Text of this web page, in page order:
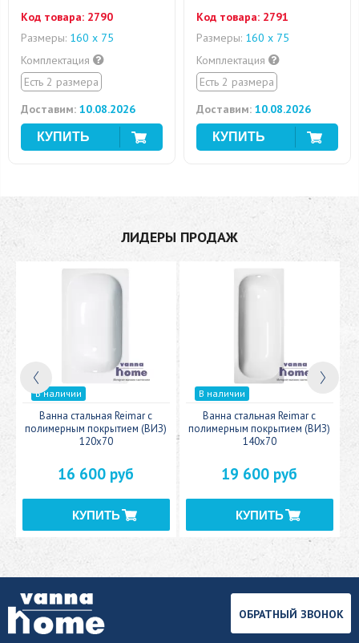
Код товара: 2790
Размеры: 160 х 75
Комплектация
Есть 2 размера
Доставим: 10.08.2026
Код товара: 2791
Размеры: 160 х 75
Комплектация
Есть 2 размера
Доставим: 10.08.2026
ЛИДЕРЫ ПРОДАЖ
В наличии
Ванна стальная Reimar с
полимерным покрытием (ВИЗ)
120x70
16 600 руб
В наличии
Ванна стальная Reimar с
полимерным покрытием (ВИЗ)
140x70
19 600 руб
ОБРАТНЫЙ ЗВОНОК